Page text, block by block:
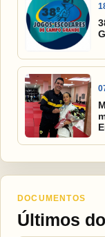
DOCUMENTOS
Últimos